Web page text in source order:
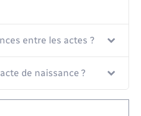
entre les actes ?
de naissance ?